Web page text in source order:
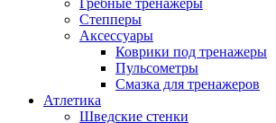
Гребные тренажеры
Степперы
Аксессуары
Коврики под тренажеры
Пульсометры
Смазка для тренажеров
Атлетика
Шведские стенки